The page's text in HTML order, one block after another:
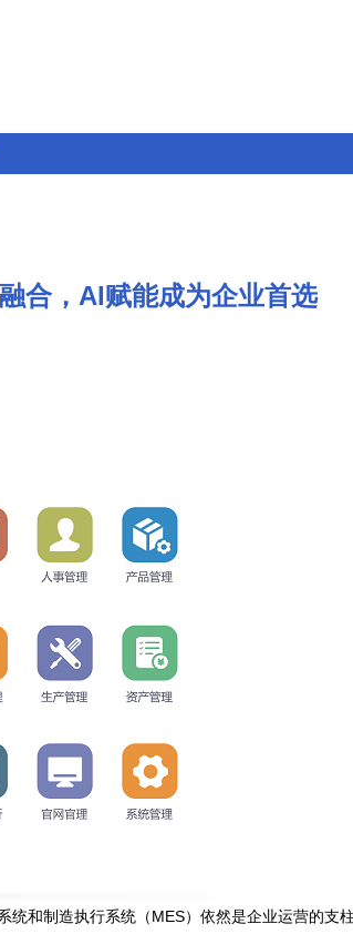
合，AI赋能成为企业首选
和制造执行系统（MES）依然是企业运营的支